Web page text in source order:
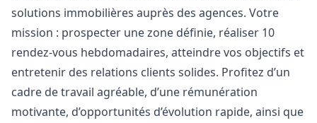
solutions immobilières auprès des agences. Votre
mission : prospecter une zone définie, réaliser 10
rendez-vous hebdomadaires, atteindre vos objectifs et
entretenir des relations clients solides. Profitez d’un
cadre de travail agréable, d’une rémunération
motivante, d’opportunités d’évolution rapide, ainsi que